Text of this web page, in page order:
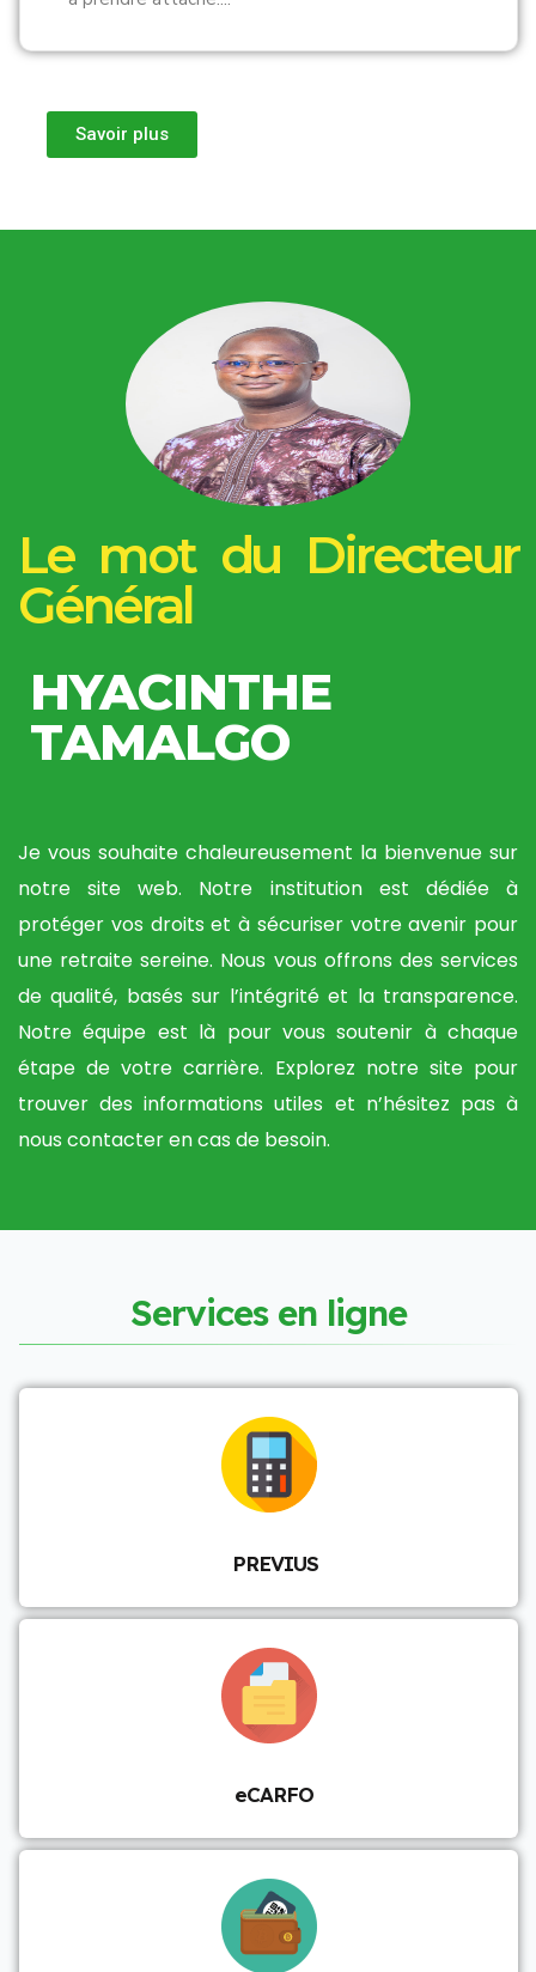
Savoir plus
Le mot du Directeur
Général
HYACINTHE
TAMALGO
Je vous souhaite chaleureusement la bienvenue sur
notre site web. Notre institution est dédiée à
protéger vos droits et à sécuriser votre avenir pour
une retraite sereine. Nous vous offrons des services
de qualité, basés sur l’intégrité et la transparence.
Notre équipe est là pour vous soutenir à chaque
étape de votre carrière. Explorez notre site pour
trouver des informations utiles et n’hésitez pas à
nous contacter en cas de besoin.
Services en ligne
PREVIUS
eCARFO